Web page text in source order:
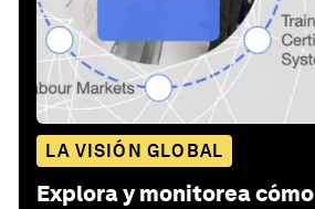
LA VISIÓN GLOBAL
Explora y monitorea cómo